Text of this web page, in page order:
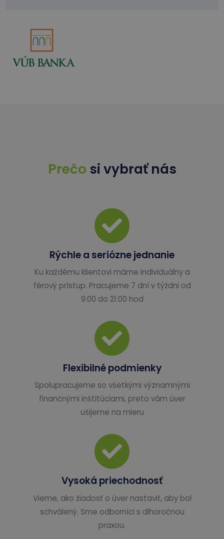
Prečo si vybrať nás
Rýchle a seriózne jednanie
Ku každému klientovi máme individuálny a
férový prístup. Pracujeme 7 dní v týždni od
9:00 do 21:00 hod
Flexibilné podmienky
Spolupracujeme so všetkými významnými
finančnými inštitúciami, preto vám úver
ušijeme na mieru
Vysoká priechodnosť
Vieme, ako žiadosť o úver nastaviť, aby bol
schválený. Sme odborníci s dlhoročnou
praxou.